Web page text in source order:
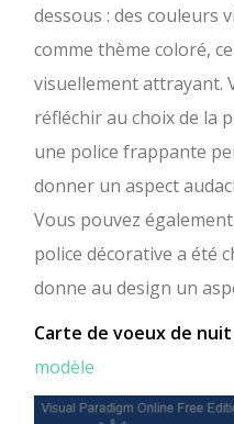
dessous : des couleurs
comme thème coloré,
visuellement attrayant.
réfléchir au choix de la
une police frappante
donner un aspect
Vous pouvez
police décorative a été
donne au design un
Carte de voeux de
modèle